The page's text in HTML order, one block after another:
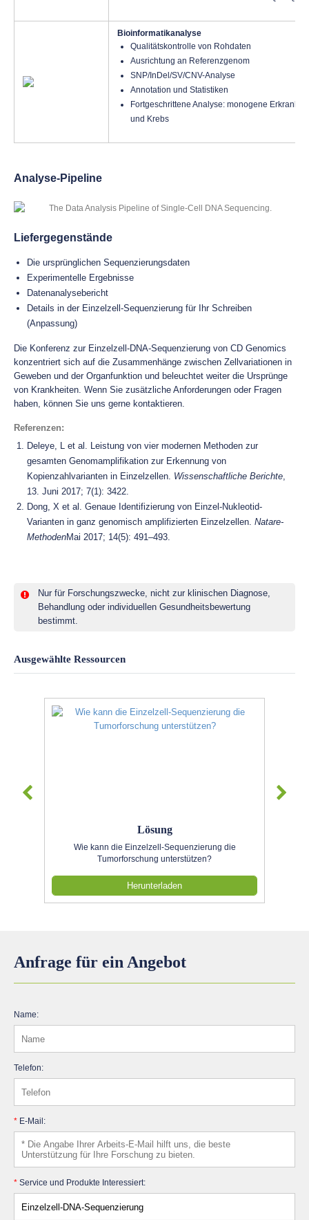
Bioinformatikanalyse
Qualitätskontrolle von Rohdaten
Ausrichtung an Referenzgenom
SNP/InDel/SV/CNV-Analyse
Annotation und Statistiken
Fortgeschrittene Analyse: monogene
und Krebs
Analyse-Pipeline
Liefergegenstände
Die ursprünglichen Sequenzierungsdaten
Experimentelle Ergebnisse
Datenanalysebericht
Details in der Einzelzell-Sequenzierung für Ihr Schreiben
(Anpassung)
Die Konferenz zur Einzelzell-DNA-Sequenzierung von CD Genomics
konzentriert sich auf die Zusammenhänge zwischen Zellvariationen in
Geweben und der Organfunktion und beleuchtet weiter die Ursprünge
von Krankheiten. Wenn Sie zusätzliche Anforderungen oder Fragen
haben, können Sie uns gerne kontaktieren.
Referenzen:
Deleye, L et al. Leistung von vier modernen Methoden zur
gesamten Genomamplifikation zur Erkennung von
Kopienzahlvarianten in Einzelzellen. Wissenschaftliche Berichte,
13. Juni 2017; 7(1): 3422.
Dong, X et al. Genaue Identifizierung von Einzel-Nukleotid-
Varianten in ganz genomisch amplifizierten Einzelzellen. Natare-
MethodenMai 2017; 14(5): 491–493.
Nur für Forschungszwecke, nicht zur klinischen Diagnose,
Behandlung oder individuellen Gesundheitsbewertung
bestimmt.
Ausgewählte Ressourcen
Lösung
Wie kann die Einzelzell-Sequenzierung die
Tumorforschung unterstützen?
Herunterladen
Anfrage für ein Angebot
Name:
Telefon:
* E-Mail:
* Service und Produkte Interessiert: